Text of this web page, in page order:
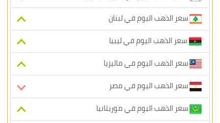
سعر الذهب اليوم في لبنان
سعر الذهب اليوم في ليبيا
سعر الذهب اليوم في ماليزيا
سعر الذهب اليوم في مصر
سعر الذهب اليوم في موريتانيا